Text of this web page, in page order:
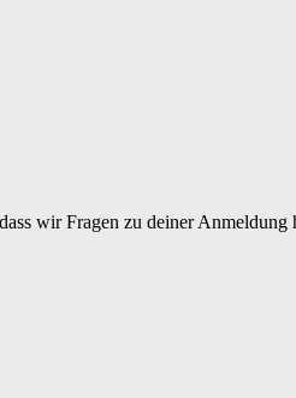
wir Fragen zu deiner